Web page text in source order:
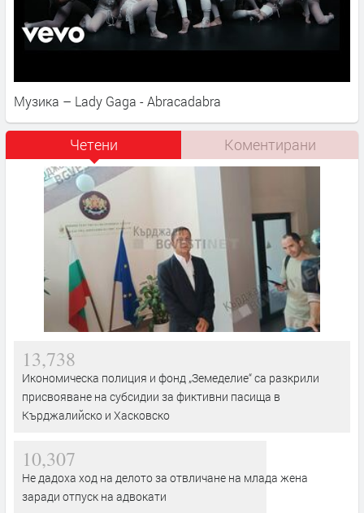
Музика – Lady Gaga - Abracadabra
Четени Коментирани
13,738
Икономическа полиция и фонд „Земеделие“ са разкрили
присвояване на субсидии за фиктивни пасища в
Кърджалийско и Хасковско
10,307
Не дадоха ход на делото за отвличане на млада жена
заради отпуск на адвокати